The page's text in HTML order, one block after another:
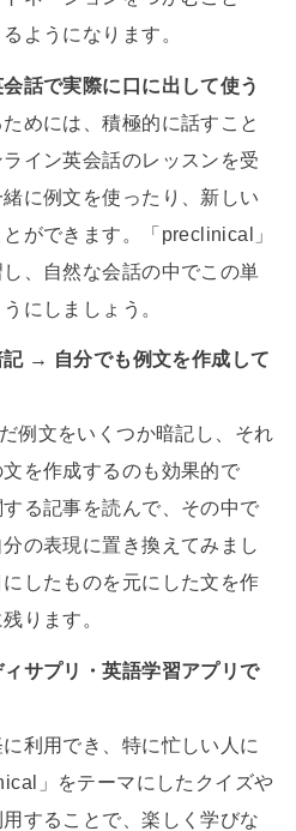
ようになります。
会話で実際に口に出して使う
めには、積極的に話すこと
イン英会話のレッスンを受
に例文を使ったり、新しい
ができます。「preclinical」
、自然な会話の中でこの単
にしましょう。
記 → 自分でも例文を作成して
例文をいくつか暗記し、それ
を作成するのも効果的で
る記事を読んで、その中で
の表現に置き換えてみまし
したものを元にした文を作
ります。
ィサプリ・英語学習アプリで
利用でき、特に忙しい人に
」をテーマにしたクイズや
することで、楽しく学びな